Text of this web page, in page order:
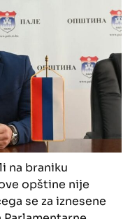
na braniku
opštine nije
se za iznesene